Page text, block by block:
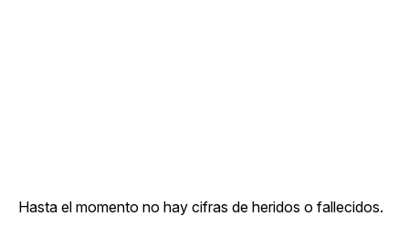
Hasta el momento no hay cifras de heridos o fallecidos.